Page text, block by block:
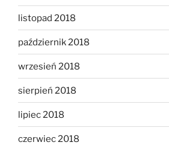
listopad 2018
październik 2018
wrzesień 2018
sierpień 2018
lipiec 2018
czerwiec 2018